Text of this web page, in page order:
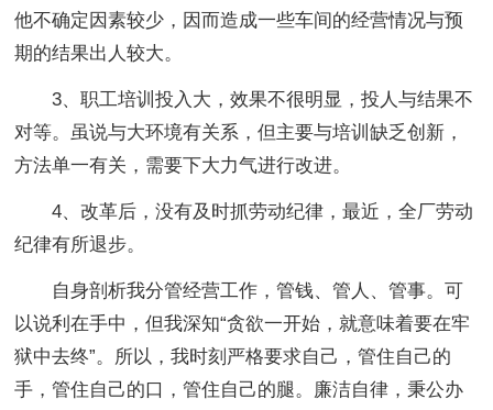
他不确定因素较少，因而造成一些车间的经营情况与预
期的结果出人较大。
3、职工培训投入大，效果不很明显，投人与结果不
对等。虽说与大环境有关系，但主要与培训缺乏创新，
方法单一有关，需要下大力气进行改进。
4、改革后，没有及时抓劳动纪律，最近，全厂劳动
纪律有所退步。
自身剖析我分管经营工作，管钱、管人、管事。可
以说利在手中，但我深知“贪欲一开始，就意味着要在牢
狱中去终”。所以，我时刻严格要求自己，管住自己的
手，管住自己的口，管住自己的腿。廉洁自律，秉公办